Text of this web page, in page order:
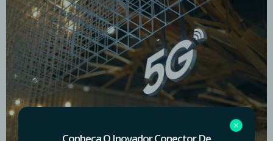
Conheça O Inovador Conector De